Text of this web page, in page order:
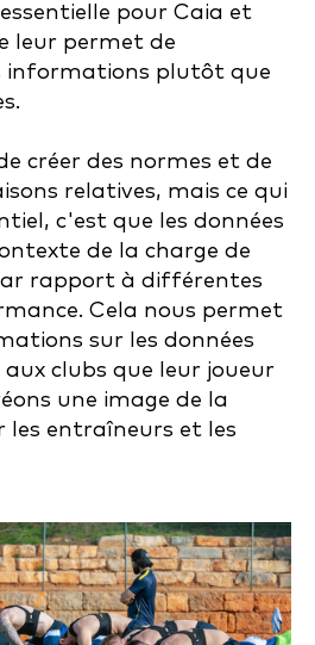
pour Caia et
leur permet de
informations plutôt que
créer des normes et de
relatives, mais ce qui
c'est que les données
de la charge de
rapport à différentes
Cela nous permet
sur les données
clubs que leur joueur
une image de la
les entraîneurs et les